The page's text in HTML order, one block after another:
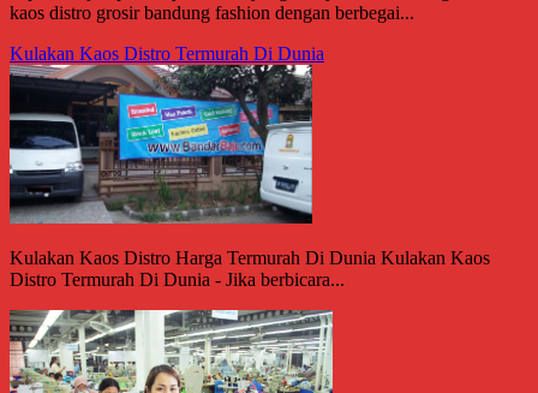
kaos distro grosir bandung fashion dengan berbegai...
Kulakan Kaos Distro Termurah Di Dunia
Kulakan Kaos Distro Harga Termurah Di Dunia Kulakan Kaos
Distro Termurah Di Dunia - Jika berbicara...